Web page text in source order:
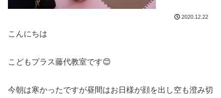
2020.12.22
こんにちは
こどもプラス藤代教室です😊
今朝は寒かったですが昼間はお日様が顔を出し空も澄み切